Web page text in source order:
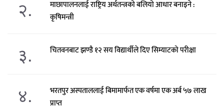
२.
माछापालनलाई राष्ट्रिय अर्थतन्त्रको बलियो आधार बनाइने :
कृषिमन्त्री
३. चितवनबाट झण्डै १२ सय विद्यार्थीले दिए सिम्याटको परीक्षा
४.
भरतपुर अस्पताललाई बिमामार्फत एक वर्षमा एक अर्ब ५७ लाख
प्राप्त